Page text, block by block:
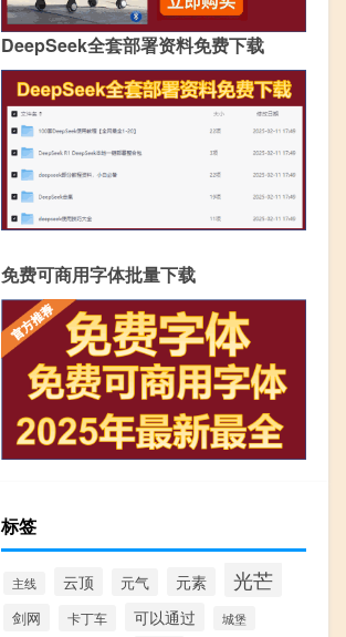
DeepSeek全套部署资料免费下载
免费可商用字体批量下载
标签
主线 云顶 元气 元素 光芒
剑网 卡丁车 可以通过 城堡